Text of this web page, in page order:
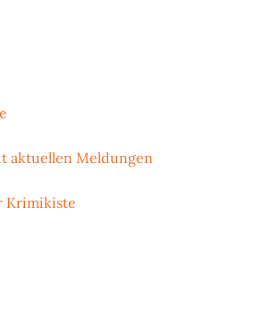
aktuellen Meldungen
Krimikiste